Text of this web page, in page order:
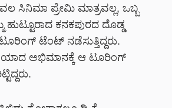
ಸಿನಿಮಾ ಪ್ರೇಮಿ ಮಾತ್ರವಲ್ಲ, ಒಬ್ಬ
ಕನಕಪುರದ ದೊಡ್ಡ
ಟೆಂಟ್ ನಡೆಸುತ್ತಿದ್ದರು.
ಅಭಿಮಾನಕ್ಕೆ ಆ ಟೂರಿಂಗ್